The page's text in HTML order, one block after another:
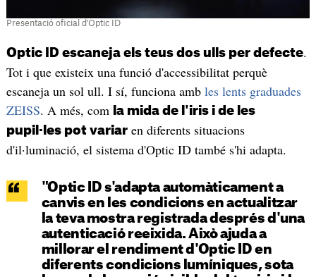
Presentació oficial d'Optic ID
Optic ID escaneja els teus dos ulls per defecte.
Tot i que existeix una funció d'accessibilitat perquè
escaneja un sol ull. I sí, funciona amb les lents graduades
ZEISS. A més, com la mida de l'iris i de les
pupil·les pot variaren diferents situacions
d'il·luminació, el sistema d'Optic ID també s'hi adapta.
"Optic ID s'adapta automàticament a
canvis en les condicions en actualitzar
la teva mostra registrada després d'una
autenticació reeixida. Això ajuda a
millorar el rendiment d'Optic ID en
diferents condicions lumíniques, sota